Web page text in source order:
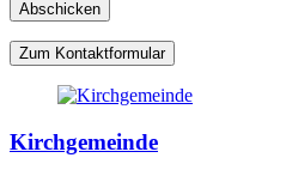
Zum Kontaktformular
Kirchgemeinde